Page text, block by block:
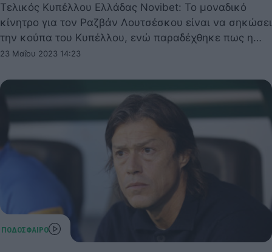
Τελικός Κυπέλλου Ελλάδας Novibet: Το μοναδικό
κίνητρο για τον Ραζβάν Λουτσέσκου είναι να σηκώσει
την κούπα του Κυπέλλου, ενώ παραδέχθηκε πως η…
23 Μαΐου 2023 14:23